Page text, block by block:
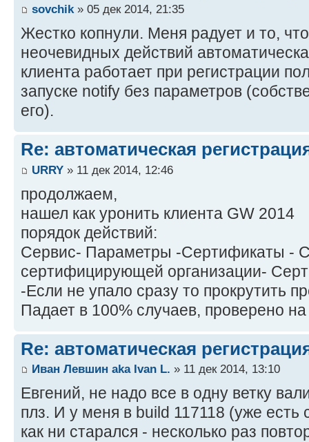
sovchik» 05 дек 2014, 21:35
Жестко копнули. Меня радует и то,
неочевидных действий
клиента работает при регистрации
запуске notify без параметров
его).
Re: автоматическая
URRY » 11 дек 2014, 12:46
продолжаем,
нашел как уронить клиента GW 2014
порядок действий:
Сервис- Параметры -Сертификаты -
сертифицирующей организации-
-Если не упало сразу то прокрутить
Падает в 100% случаев, проверено
Re: автоматическая
Иван Левшин aka Ivan L. » 11 дек 2014, 13:10
Евгений, не надо все в одну ветку
плз. И у меня в build 117118 (уже есть
как ни старался - несколько раз